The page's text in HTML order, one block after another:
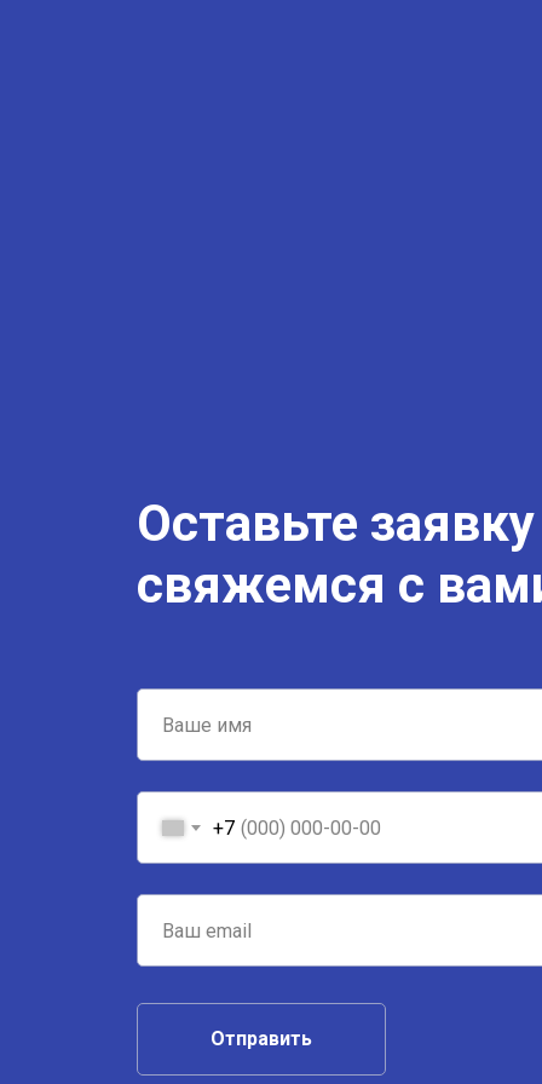
Оставьте
свяжемся с
+7
Отправить